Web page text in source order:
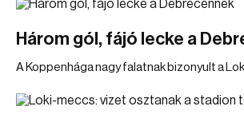
Három gól, fájó lecke a
A Koppenhága nagy falatnak bizonyult a